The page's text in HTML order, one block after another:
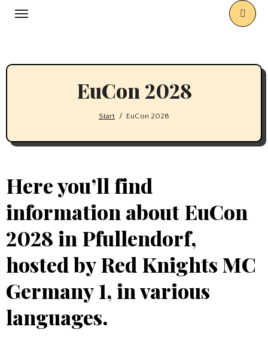
Zum
EuCon 2028
Start EuCon 2028
Here you’ll find
information about EuCon
2028 in Pfullendorf,
hosted by Red Knights MC
Germany 1, in various
languages.